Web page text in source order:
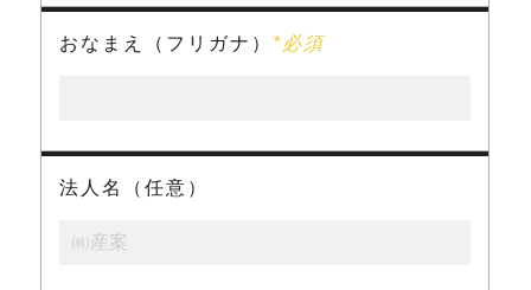
おなまえ（フリガナ） *必須
法人名（任意）